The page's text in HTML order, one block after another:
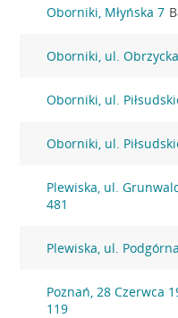
Oborniki, Młyńska 7
Oborniki, ul.
Oborniki, ul.
Oborniki, ul.
Plewiska, ul.
481
Plewiska, ul.
Poznań, 28 Czerwca
119